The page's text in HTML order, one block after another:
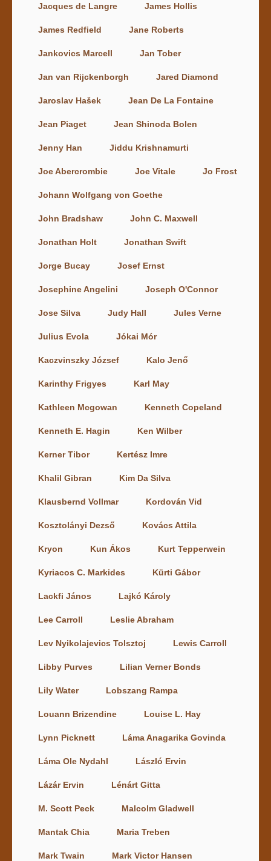
Jacques de Langre James Hollis
James Redfield Jane Roberts
Jankovics Marcell Jan Tober
Jan van Rijckenborgh Jared Diamond
Jaroslav Hašek Jean De La Fontaine
Jean Piaget Jean Shinoda Bolen
Jenny Han Jiddu Krishnamurti
Joe Abercrombie Joe Vitale Jo Frost
Johann Wolfgang von Goethe
John Bradshaw John C. Maxwell
Jonathan Holt Jonathan Swift
Jorge Bucay Josef Ernst
Josephine Angelini Joseph O'Connor
Jose Silva Judy Hall Jules Verne
Julius Evola Jókai Mór
Kaczvinszky József Kalo Jenő
Karinthy Frigyes Karl May
Kathleen Mcgowan Kenneth Copeland
Kenneth E. Hagin Ken Wilber
Kerner Tibor Kertész Imre
Khalil Gibran Kim Da Silva
Klausbernd Vollmar Kordován Vid
Kosztolányi Dezső Kovács Attila
Kryon Kun Ákos Kurt Tepperwein
Kyriacos C. Markides Kürti Gábor
Lackfi János Lajkó Károly
Lee Carroll Leslie Abraham
Lev Nyikolajevics Tolsztoj Lewis Carroll
Libby Purves Lilian Verner Bonds
Lily Water Lobszang Rampa
Louann Brizendine Louise L. Hay
Lynn Picknett Láma Anagarika Govinda
Láma Ole Nydahl László Ervin
Lázár Ervin Lénárt Gitta
M. Scott Peck Malcolm Gladwell
Mantak Chia Maria Treben
Mark Twain Mark Victor Hansen